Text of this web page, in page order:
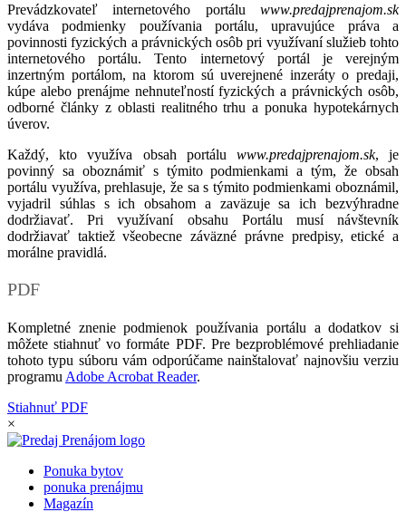
Prevádzkovateľ internetového portálu www.predajprenajom.sk
vydáva podmienky používania portálu, upravujúce práva a
povinnosti fyzických a právnických osôb pri využívaní služieb tohto
internetového portálu. Tento internetový portál je verejným
inzertným portálom, na ktorom sú uverejnené inzeráty o predaji,
kúpe alebo prenájme nehnuteľností fyzických a právnických osôb,
odborné články z oblasti realitného trhu a ponuka hypotekárnych
úverov.
Každý, kto využíva obsah portálu www.predajprenajom.sk, je
povinný sa oboznámiť s týmito podmienkami a tým, že obsah
portálu využíva, prehlasuje, že sa s týmito podmienkami oboznámil,
vyjadril súhlas s ich obsahom a zaväzuje sa ich bezvýhradne
dodržiavať. Pri využívaní obsahu Portálu musí návštevník
dodržiavať taktiež všeobecne záväzné právne predpisy, etické a
morálne pravidlá.
PDF
Kompletné znenie podmienok používania portálu a dodatkov si
môžete stiahnuť vo formáte PDF. Pre bezproblémové prehliadanie
tohoto typu súboru vám odporúčame nainštalovať najnovšiu verziu
programu Adobe Acrobat Reader.
Stiahnuť PDF
×
Ponuka bytov
ponuka prenájmu
Magazín